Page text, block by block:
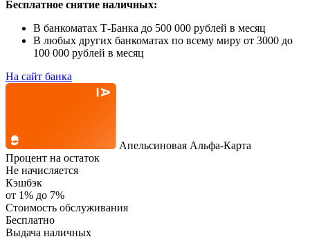
Бесплатное снятие наличных:
В банкоматах Т-Банка до 500 000 рублей в месяц
В любых других банкоматах по всему миру от 3000 до
100 000 рублей в месяц
На сайт банка
Апельсиновая Альфа-Карта
Процент на остаток
Не начисляется
Кэшбэк
от 1% до 7%
Стоимость обслуживания
Бесплатно
Выдача наличных